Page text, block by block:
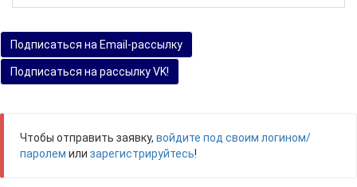
Подписаться на Email-рассылку
Подписаться на рассылку VK!
Чтобы отправить заявку, войдите под своим логином/
паролем или зарегистрируйтесь!